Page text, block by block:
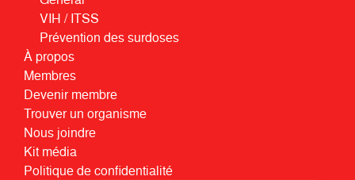
VIH / ITSS
Prévention des surdoses
À propos
Membres
Devenir membre
Trouver un organisme
Nous joindre
Kit média
Politique de confidentialité